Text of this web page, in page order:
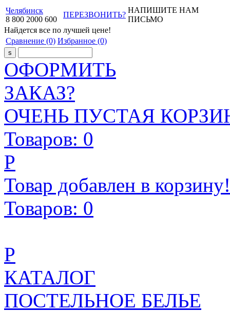
Челябинск
8 800 2000 600
ПЕРЕЗВОНИТЬ?
НАПИШИТЕ НАМ
ПИСЬМО
Найдется все по лучшей цене!
Сравнение (0) Избранное (0)
ОФОРМИТЬ
ЗАКАЗ?
ОЧЕНЬ ПУСТАЯ
Товаров: 0
Р
Товар добавлен в корзину!
Товаров: 0
Р
КАТАЛОГ
ПОСТЕЛЬНОЕ БЕЛЬЕ